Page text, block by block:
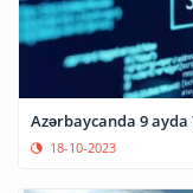
Azərbaycanda 9
18-10-2023